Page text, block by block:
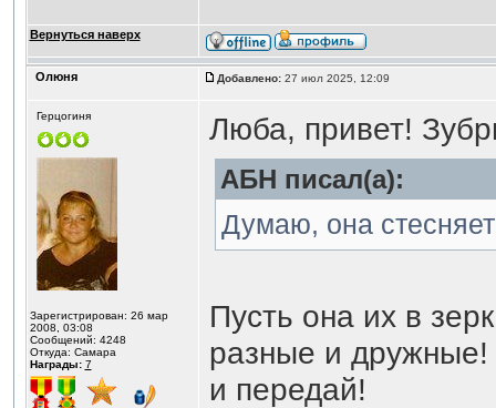
Вернуться наверх
Олюня Добавлено:27 июл 2025, 12:09
Герцогиня
Зарегистрирован: 26 мар
2008, 03:08
Сообщений: 4248
Откуда: Самара
Награды: 7
Люба, привет!
АБН писал(а):
Думаю, она
Пусть она их в
разные и
и передай!